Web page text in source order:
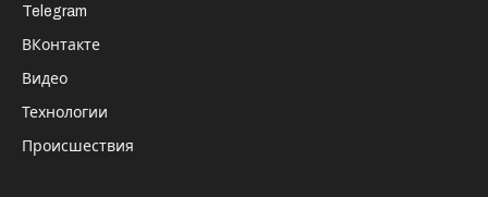
Telegram
ВКонтакте
Видео
Технологии
Происшествия